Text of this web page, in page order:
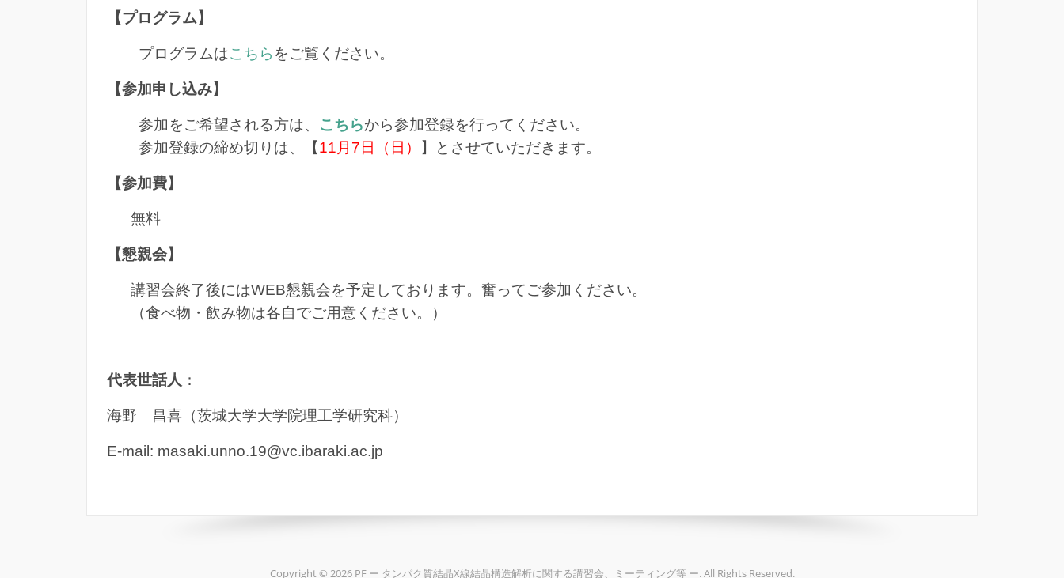
【プログラム】
プログラムはこちら をご覧ください。
【参加申し込み】
参加をご希望される方は、 こちらから参加登録を行ってください。
参加登録の締め切りは、【11月7日（日） 】とさせていただきます。
【参加費】
無料
【懇親会】
講習会終了後にはWEB懇親会を予定しております。奮ってご参加ください。
（食べ物・飲み物は各自でご用意ください。）
代表世話人 ：
海野 昌喜（茨城大学大学院理工学研究科）
E-mail: masaki.unno.19@vc.ibaraki.ac.jp
Copyright © 2026 PF ー タンパク質結晶X線結晶構造解析に関する講習会、ミーティング等 ー. All Rights Reserved.